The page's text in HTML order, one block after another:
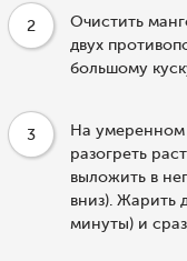
2
Очистить
двух
большому
3
На умеренном
разогреть
выложить в
вниз). Жарить
минуты) и